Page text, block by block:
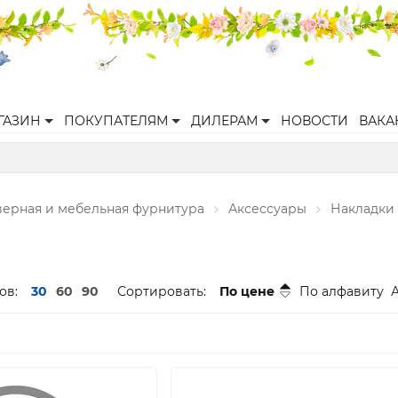
ПОКУПАТЕЛЯМ ДИЛЕРАМ НОВОСТИ
и мебельная фурнитура Аксессуары Накладки
30 60 90 Сортировать: По цене По алфавиту